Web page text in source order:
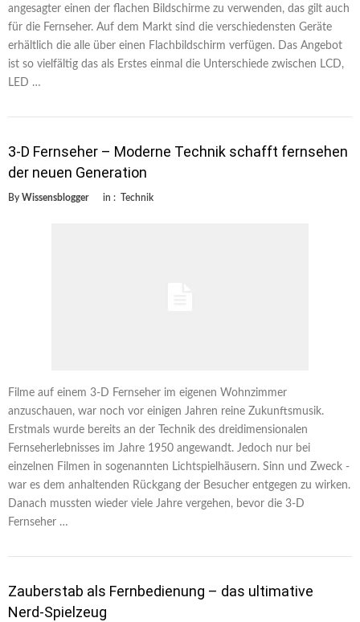
angesagter einen der flachen Bildschirme zu verwenden, das gilt auch
für die Fernseher. Auf dem Markt sind die verschiedensten Geräte
erhältlich die alle über einen Flachbildschirm verfügen. Das Angebot
ist so vielfältig das als Erstes einmal die Unterschiede zwischen LCD,
LED …
3-D Fernseher – Moderne Technik schafft fernsehen
der neuen Generation
By Wissensblogger in : Technik
Filme auf einem 3-D Fernseher im eigenen Wohnzimmer
anzuschauen, war noch vor einigen Jahren reine Zukunftsmusik.
Erstmals wurde bereits an der Technik des dreidimensionalen
Fernseherlebnisses im Jahre 1950 angewandt. Jedoch nur bei
einzelnen Filmen in sogenannten Lichtspielhäusern. Sinn und Zweck ­
war es dem anhaltenden Rückgang der Besucher entgegen zu wirken.
Danach mussten wieder viele Jahre vergehen, bevor die 3-D
Fernseher …
Zauberstab als Fernbedienung – das ultimative
Nerd-Spielzeug